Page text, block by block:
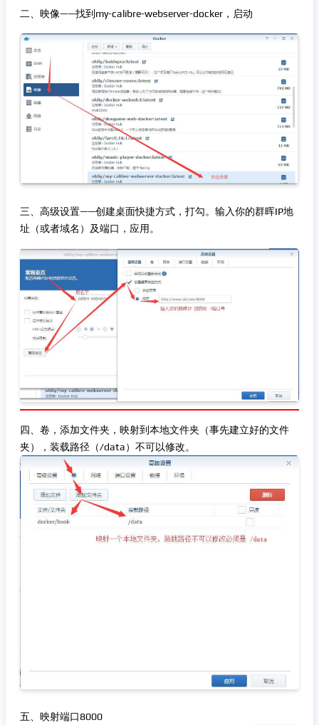
二、映像——找到my-calibre-webserver-docker，启动
三、高级设置——创建桌面快捷方式，打勾。输入你的群晖IP地
址（或者域名）及端口，应用。
四、卷，添加文件夹，映射到本地文件夹（事先建立好的文件
夹），装载路径（/data）不可以修改。
五、映射端口8000